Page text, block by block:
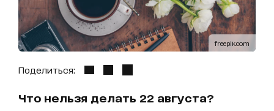
freepik.com
Поделиться:
Что нельзя делать 22 августа?